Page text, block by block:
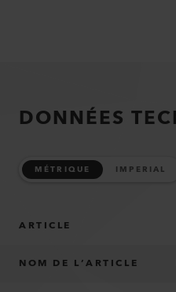
DONNÉES
MÉTRIQUE IMPERIAL
ARTICLE
NOM DE L’ARTICLE